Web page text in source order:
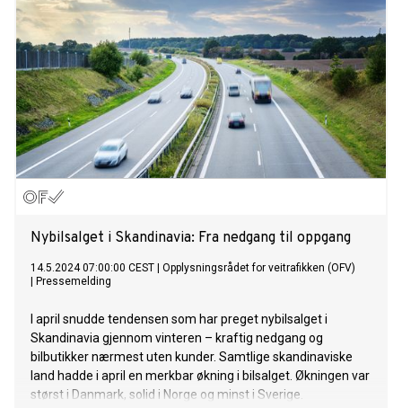
Nybilsalget i Skandinavia: Fra nedgang til oppgang
14.5.2024 07:00:00 CEST
Opplysningsrådet for veitrafikken (OFV)
Pressemelding
I april snudde tendensen som har preget nybilsalget i
Skandinavia gjennom vinteren – kraftig nedgang og
bilbutikker nærmest uten kunder. Samtlige skandinaviske
land hadde i april en merkbar økning i bilsalget. Økningen var
størst i Danmark, solid i Norge og minst i Sverige.